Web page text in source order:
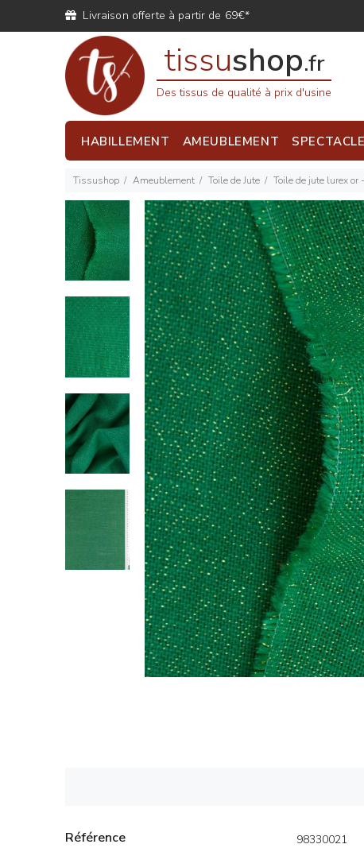
Livraison offerte à partir de 69€*
tissushop.fr
Des tissus de qualité à prix d'usine
HABILLEMENT AMEUBLEMENT SPECTACLE
Tissushop Ameublement Toile de Jute Toile de jute lurex or
Référence 98330021